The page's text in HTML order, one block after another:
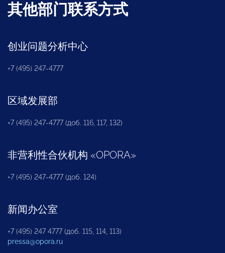
其他部门联系方式
创业问题分析中心
+7 (495) 247-4777
区域发展部
+7 (495) 247-4777 (доб. 116, 117, 132)
非营利性合伙机构 «OPORA»
+7 (495) 247-4777 (доб. 124)
新闻办公室
+7 (495) 247 4777 (доб. 115, 114, 113)
pressa@opora.ru